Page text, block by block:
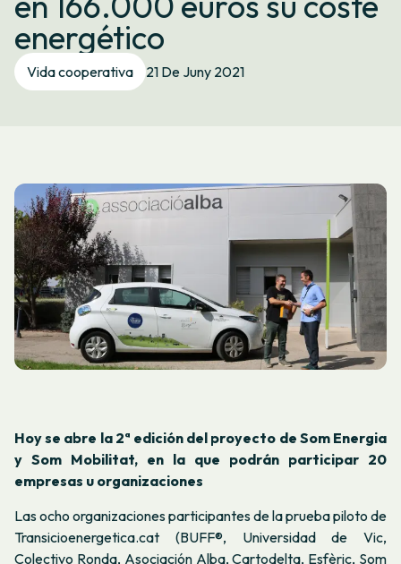
Oficina virtual
Idioma: ES CA GL EU
energético
Vida cooperativa 21 De Juny 2021
Hoy se abre la 2ª edición del proyecto de Som Energia
y Som Mobilitat, en la que podrán participar 20
empresas u organizaciones
Las ocho organizaciones participantes de la prueba piloto de
Transicioenergetica.cat (BUFF®, Universidad de Vic,
Colectivo Ronda, Asociación Alba, Cartodelta, Esfèric, Som